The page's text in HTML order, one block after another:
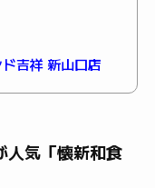
吉祥 新山口店
人気「懐新和食